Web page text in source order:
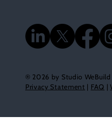
® 2026 by Studio WeBuild
Privacy Statement | FAQ |